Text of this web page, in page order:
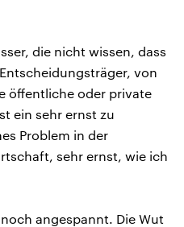
die nicht wissen, dass
von
öffentliche oder private
ein sehr ernst zu
Problem in der
sehr ernst, wie ich
angespannt. Die Wut